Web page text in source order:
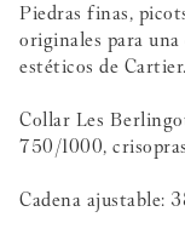
Piedras finas,
originales para
estéticos de Cartier.
Collar Les
750/1000,
Cadena ajustable: